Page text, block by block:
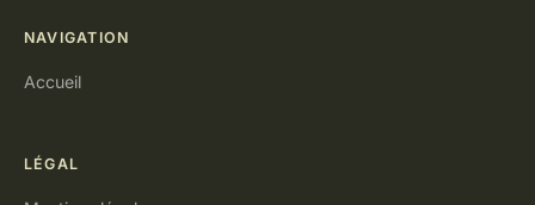
NAVIGATION
Accueil
LÉGAL